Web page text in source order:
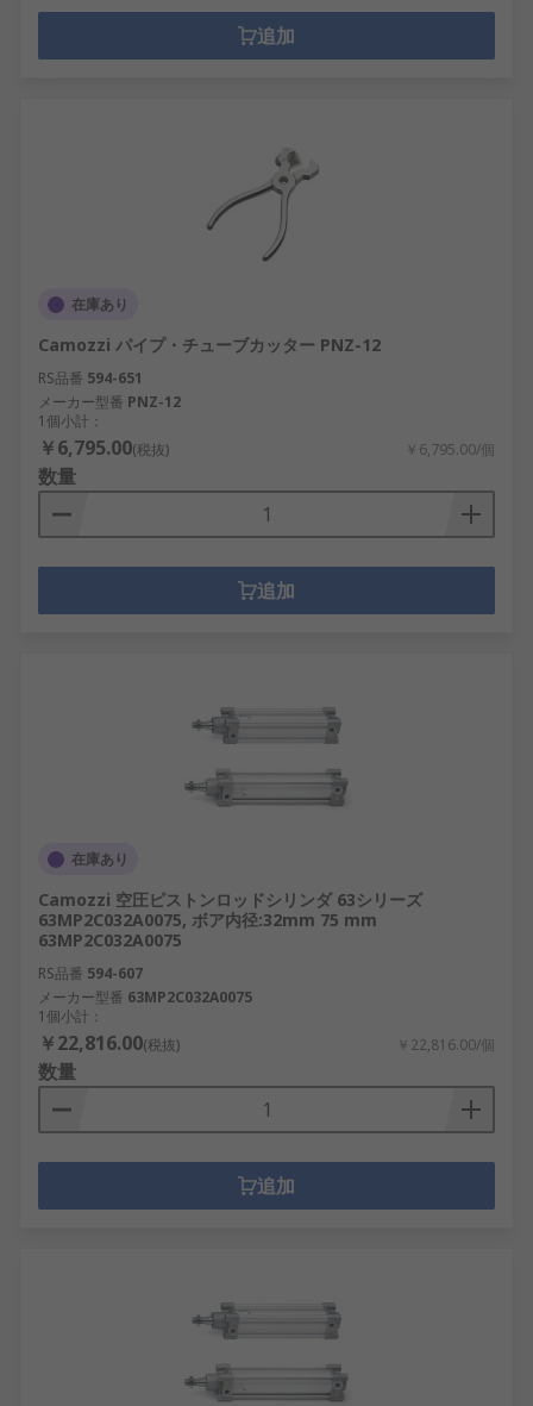
追加
在庫あり
Camozzi パイプ・チューブカッター PNZ-12
RS品番 594-651
メーカー型番 PNZ-12
1個小計：
￥6,795.00(税抜) ￥6,795.00/個
数量
追加
在庫あり
Camozzi 空圧ピストンロッドシリンダ 63シリーズ
63MP2C032A0075, ボア内径:32mm 75 mm
63MP2C032A0075
RS品番 594-607
メーカー型番 63MP2C032A0075
1個小計：
￥22,816.00(税抜) ￥22,816.00/個
数量
追加